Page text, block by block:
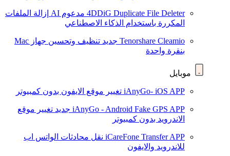
4DDiG Duplicate File Deleter مدعوم AI
إزالة الملفات
المكررة باستخدام الذكاء الاصطناعي
Tenorshare Cleamio جديد
تنظيف وتحسين جهاز Mac
بنقرة واحدة
موبايل
iAnyGo- iOS APP تغيير موقع الايفون بدون كمبيوتر
iAnyGo - Android Fake GPS APP جديد تغيير موقع
الاندرويد بدون كمبيوتر
iCareFone Transfer APP نقل محادثات الواتس اب
للاندرويد والايفون